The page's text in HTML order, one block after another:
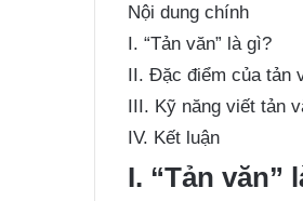
Nội dung chính
I. “Tản văn” là gì?
II. Đặc điểm của tản
III. Kỹ năng viết tản
IV. Kết luận
I. “Tản văn”